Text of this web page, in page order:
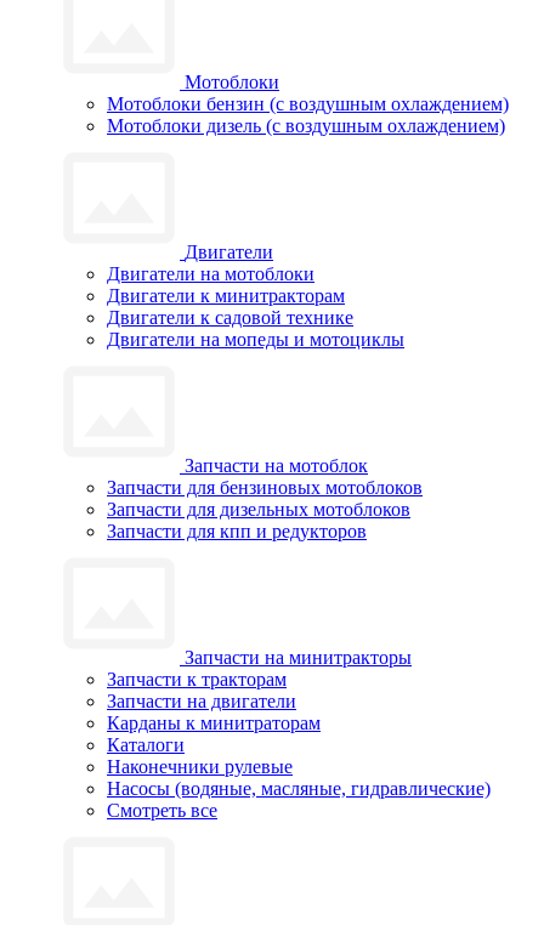
Мотоблоки
Мотоблоки бензин (с воздушным охлаждением)
Мотоблоки дизель (с воздушным охлаждением)
Двигатели
Двигатели на мотоблоки
Двигатели к минитракторам
Двигатели к садовой технике
Двигатели на мопеды и мотоциклы
Запчасти на мотоблок
Запчасти для бензиновых мотоблоков
Запчасти для дизельных мотоблоков
Запчасти для кпп и редукторов
Запчасти на минитракторы
Запчасти к тракторам
Запчасти на двигатели
Карданы к минитраторам
Каталоги
Наконечники рулевые
Насосы (водяные, масляные, гидравлические)
Смотреть все